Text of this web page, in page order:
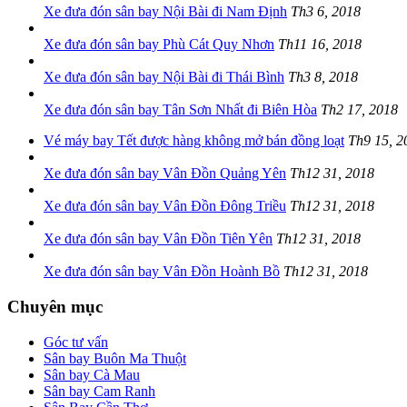
Xe đưa đón sân bay Nội Bài đi Nam Định Th3 6, 2018
Xe đưa đón sân bay Phù Cát Quy Nhơn Th11 16, 2018
Xe đưa đón sân bay Nội Bài đi Thái Bình Th3 8, 2018
Xe đưa đón sân bay Tân Sơn Nhất đi Biên Hòa Th2 17, 2018
Vé máy bay Tết được hàng không mở bán đồng loạt Th9 15,
Xe đưa đón sân bay Vân Đồn Quảng Yên Th12 31, 2018
Xe đưa đón sân bay Vân Đồn Đông Triều Th12 31, 2018
Xe đưa đón sân bay Vân Đồn Tiên Yên Th12 31, 2018
Xe đưa đón sân bay Vân Đồn Hoành Bồ Th12 31, 2018
Chuyên mục
Góc tư vấn
Sân bay Buôn Ma Thuột
Sân bay Cà Mau
Sân bay Cam Ranh